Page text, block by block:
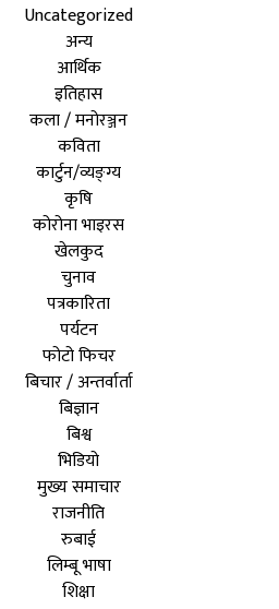
Uncategorized
अन्य
आर्थिक
इतिहास
कला / मनोरञ्जन
कविता
कार्टुन/व्यङ्ग्य
कृषि
कोरोना भाइरस
खेलकुद
चुनाव
पत्रकारिता
पर्यटन
फोटो फिचर
बिचार / अन्तर्वार्ता
बिज्ञान
बिश्व
भिडियो
मुख्य समाचार
राजनीति
रुबाई
लिम्बू भाषा
शिक्षा